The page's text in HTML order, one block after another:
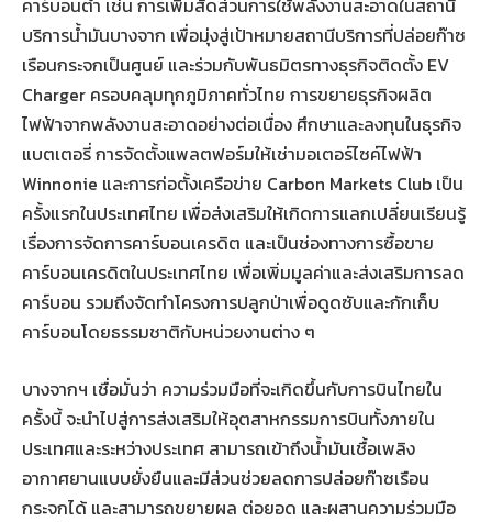
คาร์บอนต่ำ เช่น การเพิ่มสัดส่วนการใช้พลังงานสะอาดในสถานี
บริการน้ำมันบางจาก เพื่อมุ่งสู่เป้าหมายสถานีบริการที่ปล่อยก๊าซ
เรือนกระจกเป็นศูนย์ และร่วมกับพันธมิตรทางธุรกิจติดตั้ง EV
Charger ครอบคลุมทุกภูมิภาคทั่วไทย การขยายธุรกิจผลิต
ไฟฟ้าจากพลังงานสะอาดอย่างต่อเนื่อง ศึกษาและลงทุนในธุรกิจ
แบตเตอรี่ การจัดตั้งแพลตฟอร์มให้เช่ามอเตอร์ไซค์ไฟฟ้า
Winnonie และการก่อตั้งเครือข่าย Carbon Markets Club เป็น
ครั้งแรกในประเทศไทย เพื่อส่งเสริมให้เกิดการแลกเปลี่ยนเรียนรู้
เรื่องการจัดการคาร์บอนเครดิต และเป็นช่องทางการซื้อขาย
คาร์บอนเครดิตในประเทศไทย เพื่อเพิ่มมูลค่าและส่งเสริมการลด
คาร์บอน รวมถึงจัดทำโครงการปลูกป่าเพื่อดูดซับและกักเก็บ
คาร์บอนโดยธรรมชาติกับหน่วยงานต่าง ๆ
บางจากฯ เชื่อมั่นว่า ความร่วมมือที่จะเกิดขึ้นกับการบินไทยใน
ครั้งนี้ จะนำไปสู่การส่งเสริมให้อุตสาหกรรมการบินทั้งภายใน
ประเทศและระหว่างประเทศ สามารถเข้าถึงน้ำมันเชื้อเพลิง
อากาศยานแบบยั่งยืนและมีส่วนช่วยลดการปล่อยก๊าซเรือน
กระจกได้ และสามารถขยายผล ต่อยอด และผสานความร่วมมือ